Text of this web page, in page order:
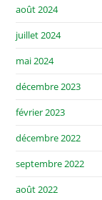
août 2024
juillet 2024
mai 2024
décembre 2023
février 2023
décembre 2022
septembre 2022
août 2022